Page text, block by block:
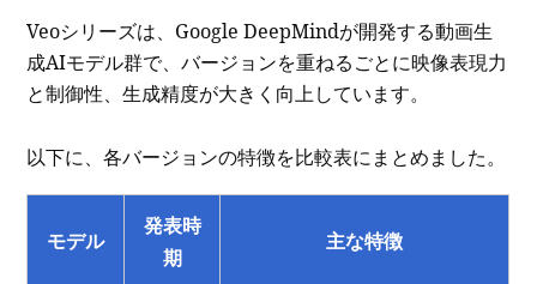
Veoシリーズは、Google DeepMindが開発する動画生
成AIモデル群で、バージョンを重ねるごとに映像表現力
と制御性、生成精度が大きく向上しています。
以下に、各バージョンの特徴を比較表にまとめました。
モデル
発表時
期
主な特徴